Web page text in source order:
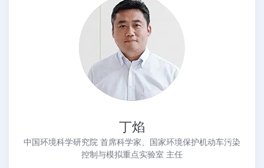
丁焰
中国环境科学研究院 首席科学家、国家环境保护机动车污染
控制与模拟重点实验室 主任